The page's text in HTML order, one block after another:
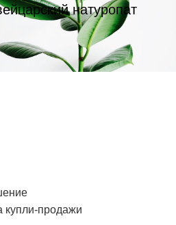
натуропат
купли-продажи